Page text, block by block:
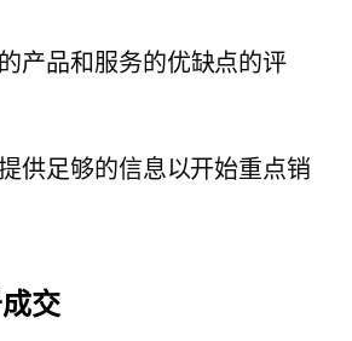
产品和服务的优缺点的评
供足够的信息以开始重点销
交